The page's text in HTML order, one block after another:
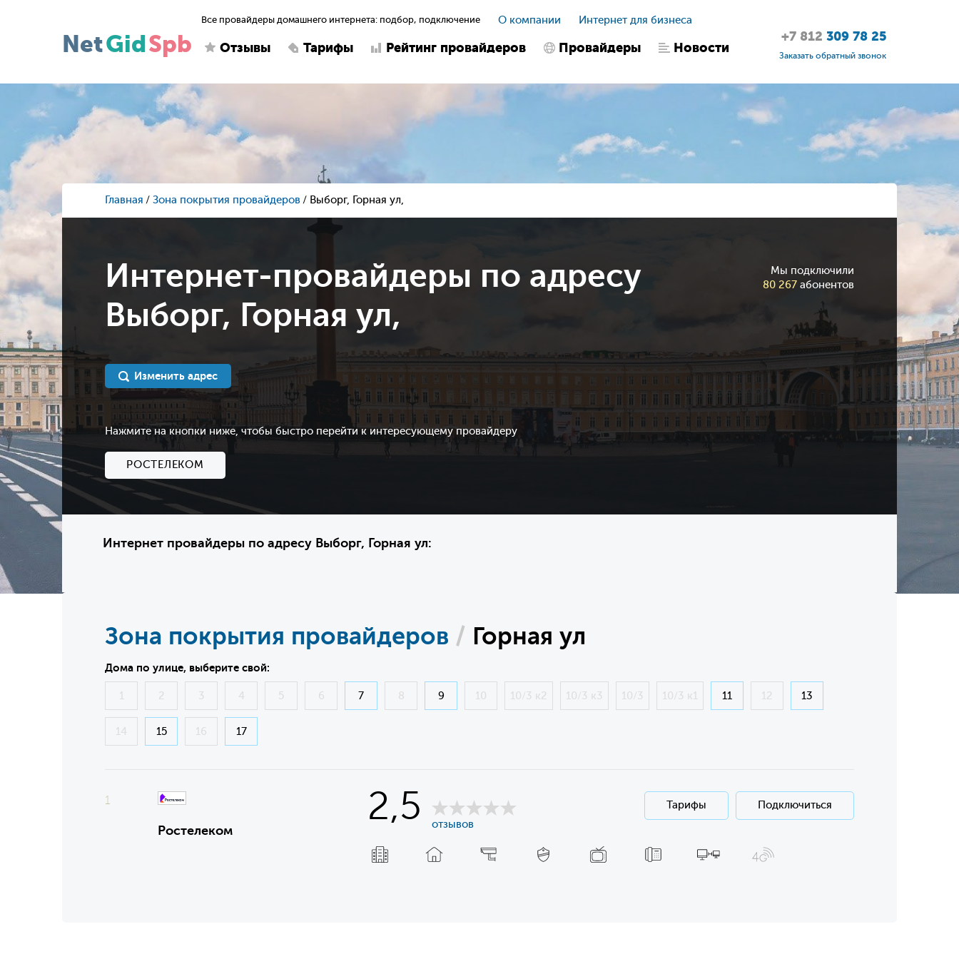
NetGidSpb
Все провайдеры домашнего интернета: подбор, подключение О компании Интернет для бизнеса
Отзывы Тарифы Рейтинг провайдеров Провайдеры Новости
+7 812 309 78 25
Заказать обратный звонок
Главная Зона покрытия провайдеров Выборг, Горная ул,
Мы подключили
80 267 абонентов
Интернет-провайдеры по адресу
Выборг, Горная ул,
Изменить адрес
Нажмите на кнопки ниже, чтобы быстро перейти к интересующему провайдеру
РОСТЕЛЕКОМ
Интернет провайдеры по адресу Выборг, Горная ул:
Зона покрытия провайдеров / Горная ул
Дома по улице, выберите свой:
1 2 3 4 5 6 7 8 9 10 10/3 к2 10/3 к3 10/3 10/3 к1 11 12 13
14 15 16 17
1
Ростелеком
2,5 отзывов
Тарифы Подключиться